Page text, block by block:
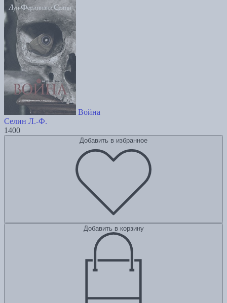
Война
Селин Л.-Ф.
1400
Добавить в избранное
Добавить в корзину